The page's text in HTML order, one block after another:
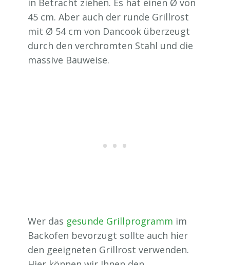
in Betracht ziehen. Es hat einen Ø von
45 cm. Aber auch der runde Grillrost
mit Ø 54 cm von Dancook überzeugt
durch den verchromten Stahl und die
massive Bauweise.
Wer das gesunde Grillprogramm im
Backofen bevorzugt sollte auch hier
den geeigneten Grillrost verwenden.